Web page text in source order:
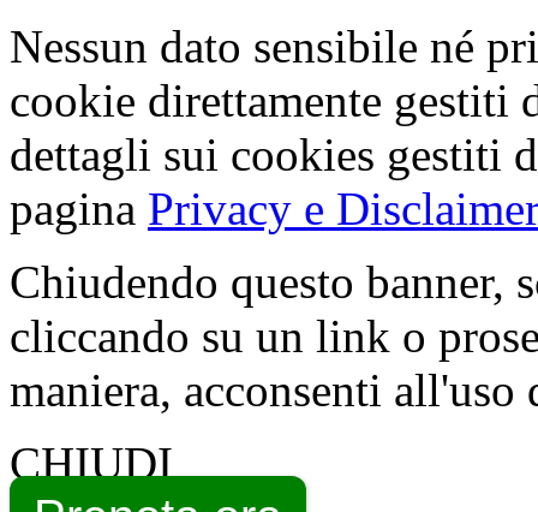
Nessun dato sensibile né
cookie direttamente gestiti
dettagli sui cookies gestiti
pagina Privacy e Disclaimer
Chiudendo questo banner,
cliccando su un link o
maniera, acconsenti all'uso
CHIUDI